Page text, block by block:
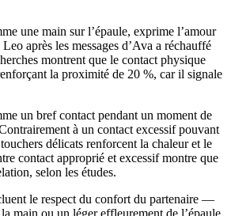
une main sur l’épaule, exprime l’amour
après les messages d’Ava a réchauffé
montrent que le contact physique
la proximité de 20 %, car il signale
un bref contact pendant un moment de
à un contact excessif pouvant
délicats renforcent la chaleur et le
contact approprié et excessif montre que
selon les études.
le respect du confort du partenaire —
main ou un léger effleurement de l’épaule.